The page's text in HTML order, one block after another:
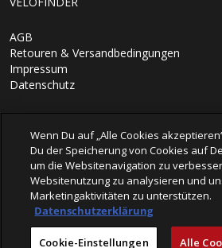
AGB
Retouren & Versandbedingungen
Impressum
Datenschutz
Wenn Du auf „Alle Cookies
Du der Speicherung von Cookies auf
um die Websitenavigation zu
Websitenutzung zu analysieren und
Marketingaktivitäten zu unterstützen.
Datenschutzerklärung
Cookie-Einstellungen Alle